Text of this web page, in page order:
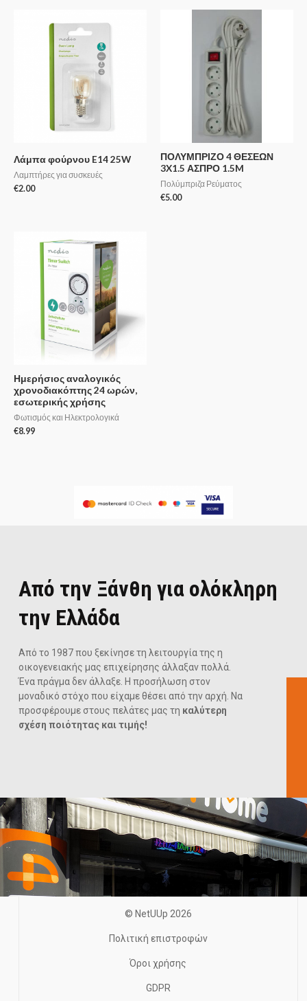
Λάμπα φούρνου E14 25W
Λαμπτήρες για συσκευές
€2.00
ΠΟΛΥΜΠΡΙΖΟ 4 ΘΕΣΕΩΝ
3X1.5 ΑΣΠΡΟ 1.5M
Πολύμπριζα Ρεύματος
€5.00
Ημερήσιος αναλογικός
χρονοδιακόπτης 24 ωρών,
εσωτερικής χρήσης
Φωτισμός και Ηλεκτρολογικά
€8.99
Από την Ξάνθη για ολόκληρη
την Ελλάδα
Από το 1987 που ξεκίνησε τη λειτουργία της η
οικογενειακής μας επιχείρησης άλλαξαν πολλά.
Ένα πράγμα δεν άλλαξε. Η προσήλωση στον
μοναδικό στόχο που είχαμε θέσει από την αρχή. Να
προσφέρουμε στους πελάτες μας τη καλύτερη
σχέση ποιότητας και τιμής!
© NetUUp 2026
Πολιτική επιστροφών
Όροι χρήσης
GDPR